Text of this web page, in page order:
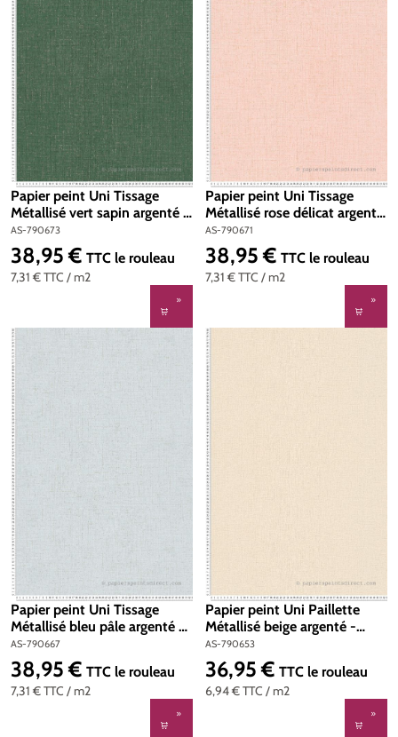
Papier peint Uni Tissage
Métallisé vert sapin argenté -
Cosmoliving d'A.S. Création |
Réf. AS-790673
AS-790673
7,31 €TTC / m2
Prix régulier :
38,95 € TTC le rouleau
Papier peint Uni Tissage
Métallisé rose délicat argenté
- Cosmoliving d'A.S. Création
| Réf. AS-790671
AS-790671
7,31 €TTC / m2
Prix régulier :
38,95 € TTC le rouleau
Papier peint Uni Tissage
Métallisé bleu pâle argenté -
Cosmoliving d'A.S. Création |
Réf. AS-790667
AS-790667
7,31 €TTC / m2
Prix régulier :
38,95 € TTC le rouleau
Papier peint Uni Paillette
Métallisé beige argenté -
Cosmoliving d'A.S. Création |
Réf. AS-790653
AS-790653
6,94 €TTC / m2
Prix régulier :
36,95 € TTC le rouleau